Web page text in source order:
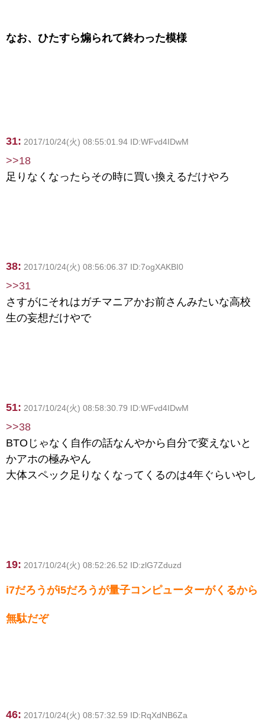
なお、ひたすら煽られて終わった模様
31: 2017/10/24(火) 08:55:01.94 ID:WFvd4IDwM
>>18
足りなくなったらその時に買い換えるだけやろ
38: 2017/10/24(火) 08:56:06.37 ID:7ogXAKBI0
>>31
さすがにそれはガチマニアかお前さんみたいな高校
生の妄想だけやで
51: 2017/10/24(火) 08:58:30.79 ID:WFvd4IDwM
>>38
BTOじゃなく自作の話なんやから自分で変えないと
かアホの極みやん
大体スペック足りなくなってくるのは4年ぐらいやし
19: 2017/10/24(火) 08:52:26.52 ID:zlG7Zduzd
i7だろうがi5だろうが量子コンピューターがくるから
無駄だぞ
46: 2017/10/24(火) 08:57:32.59 ID:RqXdNB6Za